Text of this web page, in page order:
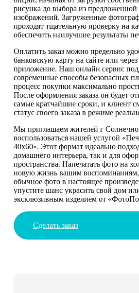
рисунка до выбора из предложенной
изображений. Загруженные
проходят тщательную проверку на
обеспечить наилучшие результаты
Оплатить заказ можно предельно
банковскую карту на сайте или
приложение. Наш онлайн сервис
современные способы безопасных
процесс покупки максимально
После оформления заказа он будет
самые кратчайшие сроки, и клиент
статус своего заказа в режиме
Мы приглашаем жителей г
воспользоваться нашей услугой
40х60». Этот формат идеально
домашнего интерьера, так и для
пространства. Напечатать фото на
новую жизнь вашим воспоминаниям,
обычное фото в настоящее
упустите шанс украсить свой дом
эксклюзивным изделием от
Сделать заказ